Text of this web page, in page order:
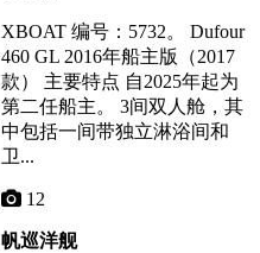
XBOAT 编号：5732。 Dufour
460 GL 2016年船主版（2017
款） 主要特点 自2025年起为
第二任船主。 3间双人舱，其
中包括一间带独立淋浴间和
卫...
12
帆巡洋舰